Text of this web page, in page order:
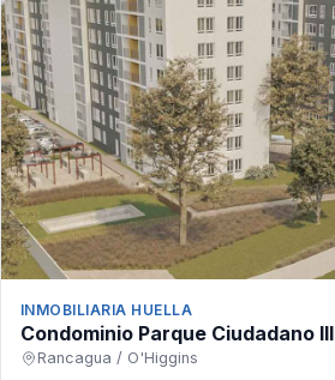
INMOBILIARIA HUELLA
Condominio Parque Ciudadano III
Rancagua / O'Higgins